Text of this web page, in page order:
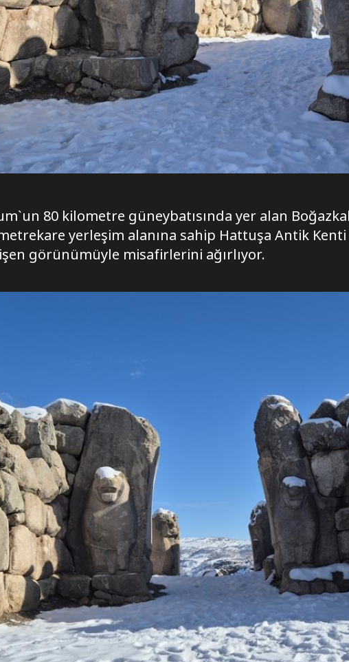
80 kilometre güneybatısında yer alan
yerleşim alanına sahip Hattuşa Antik Kenti
görünümüyle misafirlerini ağırlıyor.